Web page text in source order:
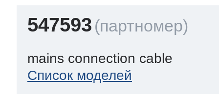
547593
mains connection cable
Список моделей